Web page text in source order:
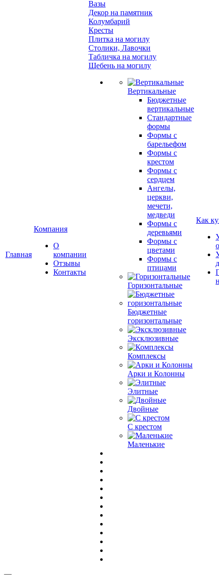
Главная
Компания
О
компании
Отзывы
Контакты
Вазы
Декор на памятник
Колумбарий
Кресты
Плитка на могилу
Столики, Лавочки
Табличка на могилу
Щебень на могилу
Вертикальные
Бюджетные
вертикальные
Стандартные
формы
Формы с
барельефом
Формы с
крестом
Формы с
сердцем
Ангелы,
церкви,
мечети,
медведи
Формы с
деревьями
Формы с
цветами
Формы с
птицами
Горизонтальные
Бюджетные
горизонтальные
Эксклюзивные
Комплексы
Арки и Колонны
Элитные
Двойные
С крестом
Маленькие
Как